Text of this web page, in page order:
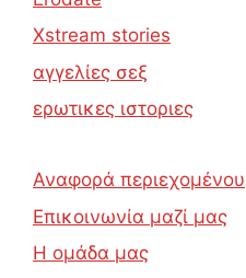
Xstream stories
αγγελίες σεξ
ερωτικες ιστοριες
Αναφορά περιεχομένου
Επικοινωνία μαζί μας
Η ομάδα μας